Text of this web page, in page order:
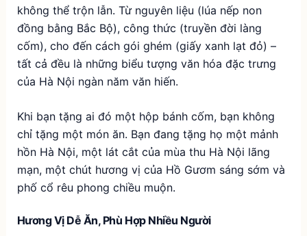
không thể trộn lẫn. Từ nguyên liệu (lúa nếp non
đồng bằng Bắc Bộ), công thức (truyền đời làng
cốm), cho đến cách gói ghém (giấy xanh lạt đỏ) –
tất cả đều là những biểu tượng văn hóa đặc trưng
của Hà Nội ngàn năm văn hiến.
Khi bạn tặng ai đó một hộp bánh cốm, bạn không
chỉ tặng một món ăn. Bạn đang tặng họ một mảnh
hồn Hà Nội, một lát cắt của mùa thu Hà Nội lãng
mạn, một chút hương vị của Hồ Gươm sáng sớm và
phố cổ rêu phong chiều muộn.
Hương Vị Dễ Ăn, Phù Hợp Nhiều Người